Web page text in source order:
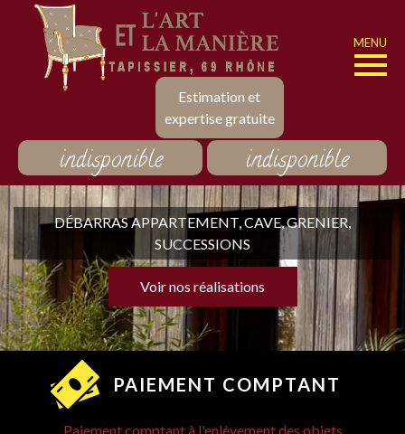
Estimation et
expertise gratuite
MENU
indisponible indisponible
DÉBARRAS APPARTEMENT, CAVE, GRENIER,
SUCCESSIONS
Voir nos réalisations
PAIEMENT COMPTANT
Paiement comptant à l'enlèvement des objets